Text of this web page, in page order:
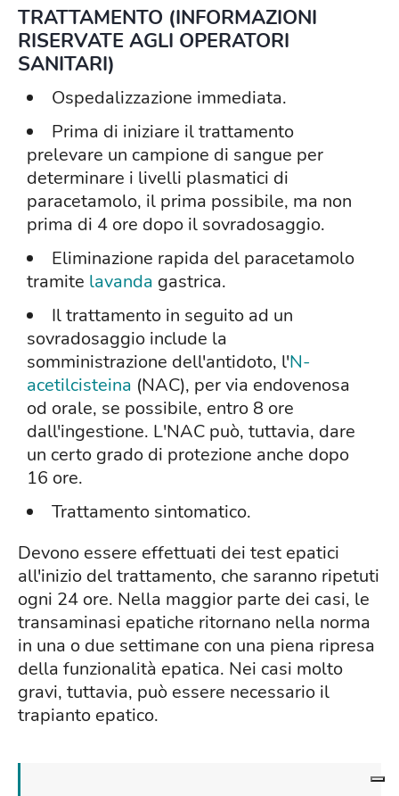
TRATTAMENTO (INFORMAZIONI
RISERVATE AGLI OPERATORI
SANITARI)
Ospedalizzazione immediata.
Prima di iniziare il trattamento
prelevare un campione di sangue per
determinare i livelli plasmatici di
paracetamolo, il prima possibile, ma non
prima di 4 ore dopo il sovradosaggio.
Eliminazione rapida del paracetamolo
tramite lavanda gastrica.
Il trattamento in seguito ad un
sovradosaggio include la
somministrazione dell'antidoto, l'N-
acetilcisteina (NAC), per via endovenosa
od orale, se possibile, entro 8 ore
dall'ingestione. L'NAC può, tuttavia, dare
un certo grado di protezione anche dopo
16 ore.
Trattamento sintomatico.
Devono essere effettuati dei test epatici
all'inizio del trattamento, che saranno ripetuti
ogni 24 ore. Nella maggior parte dei casi, le
transaminasi epatiche ritornano nella norma
in una o due settimane con una piena ripresa
della funzionalità epatica. Nei casi molto
gravi, tuttavia, può essere necessario il
trapianto epatico.